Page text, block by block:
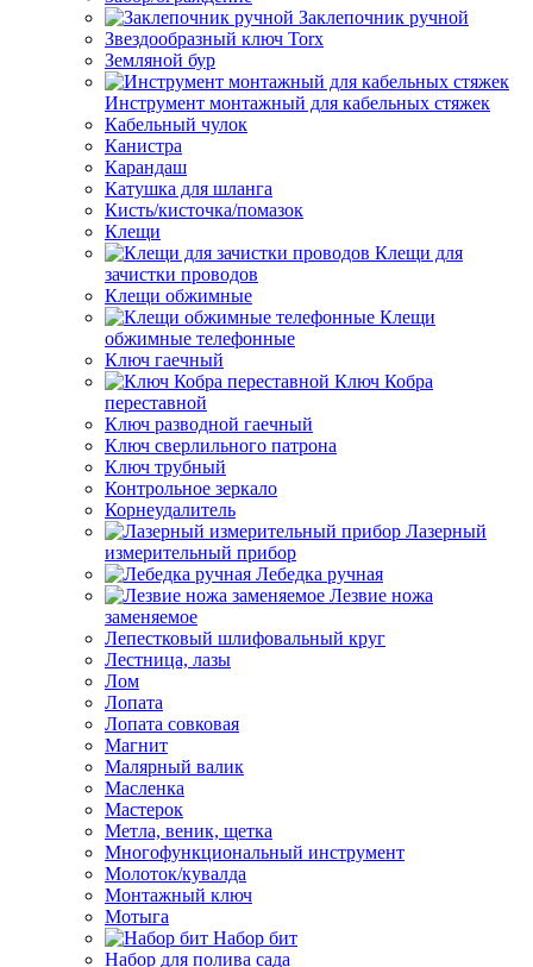
Заклепочник ручной
Звездообразный ключ Torx
Земляной бур
Инструмент монтажный для кабельных стяжек
Кабельный чулок
Канистра
Карандаш
Катушка для шланга
Кисть/кисточка/помазок
Клещи
Клещи для
зачистки проводов
Клещи обжимные
Клещи
обжимные телефонные
Ключ гаечный
Ключ Кобра
переставной
Ключ разводной гаечный
Ключ сверлильного патрона
Ключ трубный
Контрольное зеркало
Корнеудалитель
Лазерный
измерительный прибор
Лебедка ручная
Лезвие ножа
заменяемое
Лепестковый шлифовальный круг
Лестница, лазы
Лом
Лопата
Лопата совковая
Магнит
Малярный валик
Масленка
Мастерок
Метла, веник, щетка
Многофункциональный инструмент
Молоток/кувалда
Монтажный ключ
Мотыга
Набор бит
Набор для полива сада